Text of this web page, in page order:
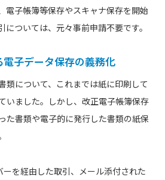
電子帳簿等保存やスキャナ保存を開始
ついては、元々事前申請不要です。
子データ保存の義務化
類について、これまでは紙に印刷して
いました。しかし、改正電子帳簿保存
た書類や電子的に発行した書類の紙保
を経由した取引、メール添付された